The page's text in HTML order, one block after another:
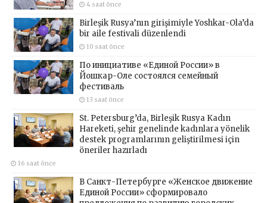
4 saat önce
Birleşik Rusya’nın girişimiyle Yoshkar-Ola’da
bir aile festivali düzenlendi
10 saat önce
По инициативе «Единой России» в
Йошкар-Оле состоялся семейный
фестиваль
13 saat önce
St. Petersburg’da, Birleşik Rusya Kadın
Hareketi, şehir genelinde kadınlara yönelik
destek programlarının geliştirilmesi için
öneriler hazırladı
16 saat önce
В Санкт-Петербурге «Женское движение
Единой России» сформировало